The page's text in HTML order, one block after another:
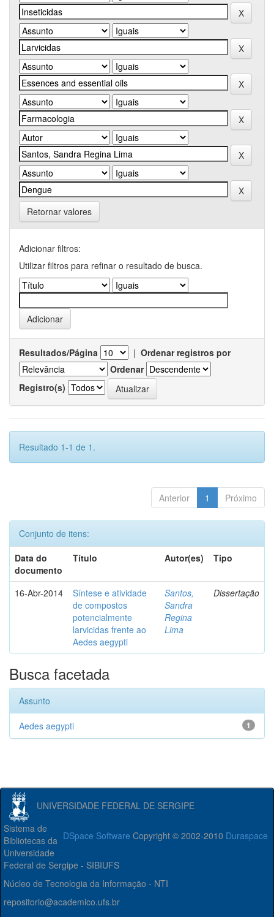
Retornar valores
Adicionar filtros:
Utilizar filtros para refinar o resultado de busca.
Resultados/Página | Ordenar registros por
Ordenar
Registro(s)
Resultado 1-1 de 1.
Anterior 1 Próximo
Conjunto de itens:
Data do
documento
Título Autor(es) Tipo
16-Abr-2014
Síntese e atividade
de compostos
potencialmente
larvicidas frente ao
Aedes aegypti
Santos,
Sandra
Regina
Lima
Dissertação
Busca facetada
Assunto
1
Aedes aegypti
UNIVERSIDADE FEDERAL DE SERGIPE
DSpace Software Copyright © 2002-2010 Duraspace
Sistema de
Bibliotecas da
Universidade
Federal de Sergipe - SIBIUFS
Núcleo de Tecnologia da Informação - NTI
repositorio@academico.ufs.br